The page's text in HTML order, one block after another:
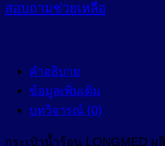
สอบถามช่วยเหลือ
คำอธิบาย
ข้อมูลเพิ่มเติม
บทวิจารณ์ (0)
กระเป๋าน้ำร้อน LONGMED